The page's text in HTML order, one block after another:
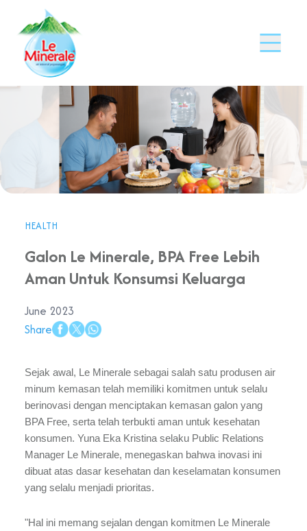
HEALTH
Galon Le Minerale, BPA Free Lebih
Aman Untuk Konsumsi Keluarga
June 2023
Share
Sejak awal, Le Minerale sebagai salah satu produsen air
minum kemasan telah memiliki komitmen untuk selalu
berinovasi dengan menciptakan kemasan galon yang
BPA Free, serta telah terbukti aman untuk kesehatan
konsumen. Yuna Eka Kristina selaku Public Relations
Manager Le Minerale, menegaskan bahwa inovasi ini
dibuat atas dasar kesehatan dan keselamatan konsumen
yang selalu menjadi prioritas.
"Hal ini memang sejalan dengan komitmen Le Minerale